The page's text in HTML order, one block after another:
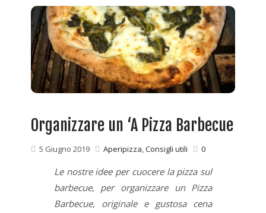
Organizzare un ‘A Pizza Barbecue
5 Giugno 2019 Aperipizza,Consigli utili 0
Le nostre idee per cuocere la pizza sul
barbecue, per organizzare un Pizza
Barbecue, originale e gustosa cena